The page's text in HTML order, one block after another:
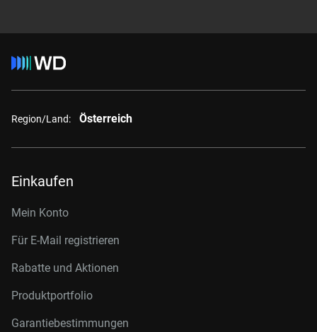
Region/Land: Österreich
Einkaufen
Mein Konto
Für E-Mail registrieren
Rabatte und Aktionen
Produktportfolio
Garantiebestimmungen